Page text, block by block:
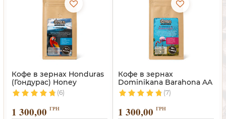
Кофе в зернах Honduras
(Гондурас) Honey
(6)
1 300,00 ГРН
Кофе в зернах
Dominikana Barahona AA
(Доминикана)
(7)
1 300,00 ГРН